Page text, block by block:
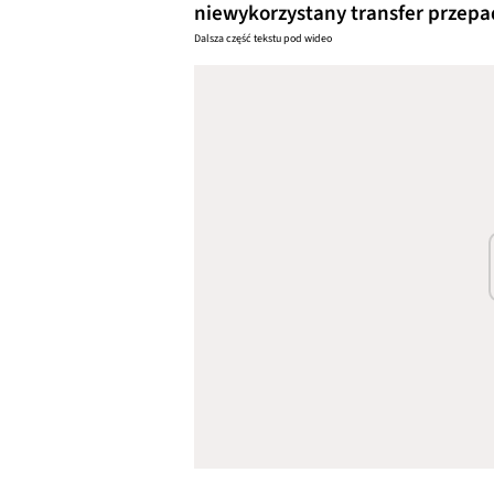
niewykorzystany transfer
Dalsza część tekstu pod wideo